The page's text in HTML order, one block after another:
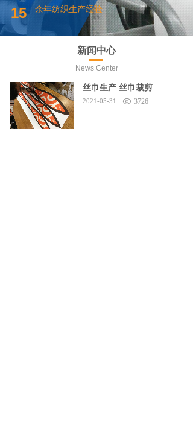
15
余年纺织生产经验
新闻中心
News Center
丝巾生产 丝巾裁剪
2021-05-31 3726